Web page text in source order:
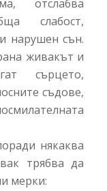
отслабва
слабост,
нарушен сън.
живакът и
сърцето,
съдове,
някаква
трябва да
мерки: